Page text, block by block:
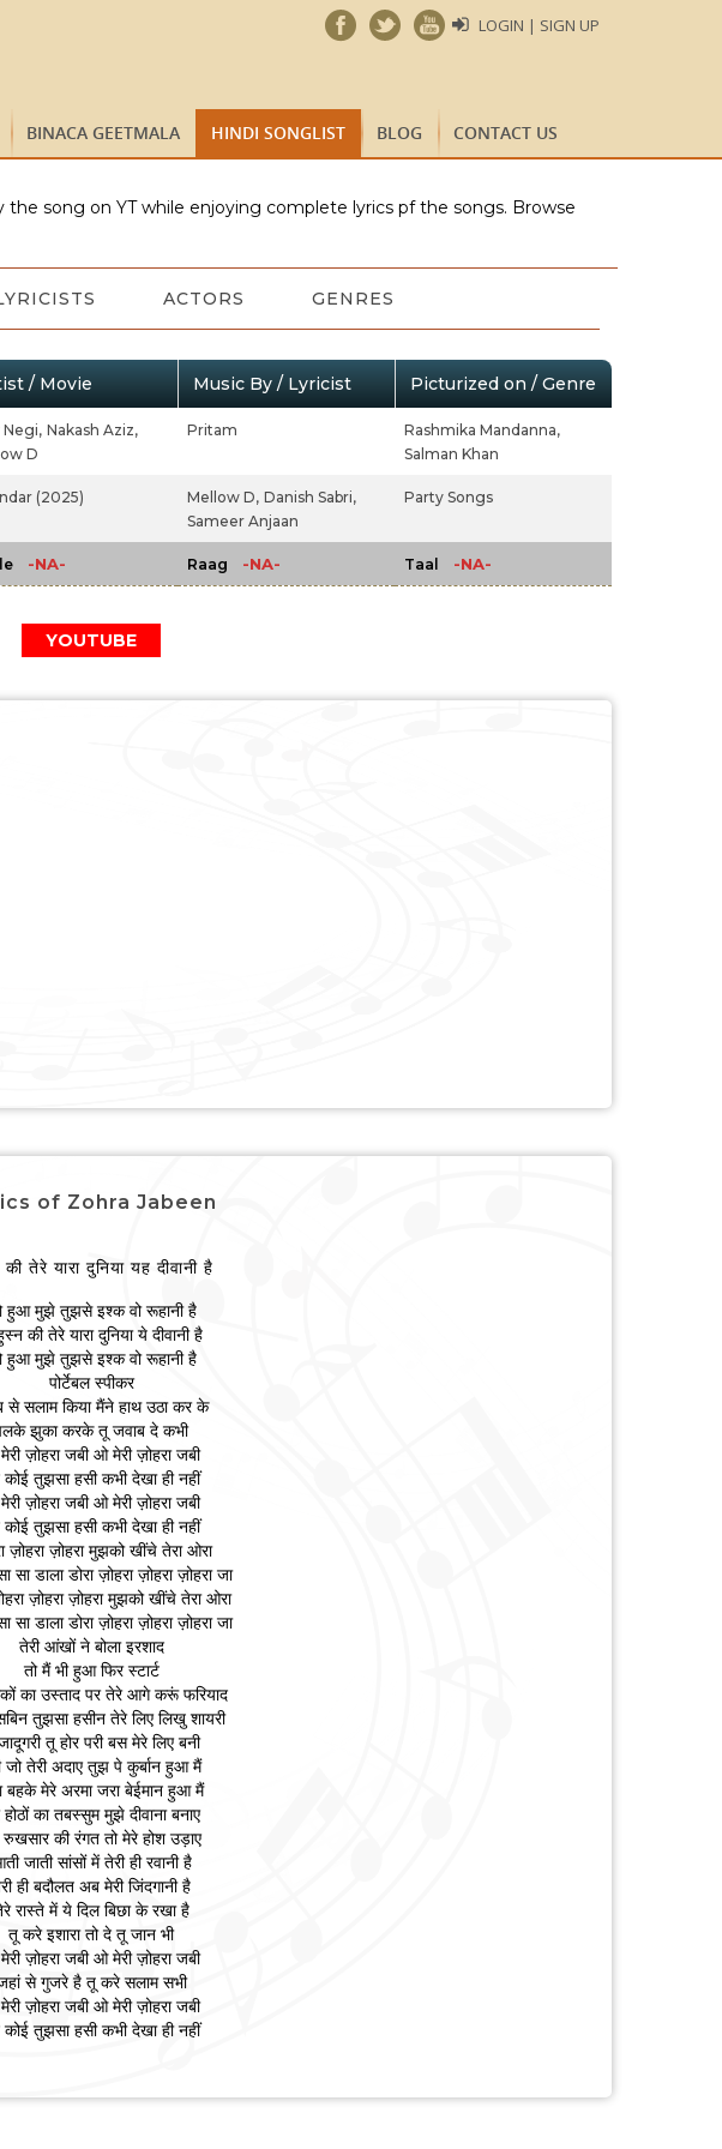
LOGIN | SIGN UP
BINACA GEETMALA HINDI SONGLIST BLOG CONTACT US
song on YT while enjoying complete lyrics pf the songs. Browse
ACTORS GENRES
/ Movie Music By / Lyricist Picturized on / Genre
Negi, Nakash Aziz,
D
Pritam
Rashmika Mandanna,
Salman Khan
(2025) Mellow D, Danish Sabri,
Sameer Anjaan
Party Songs
-NA- Raag -NA- Taal -NA-
YOUTUBE
of Zohra Jabeen
तेरे यारा दुनिया यह दीवानी है
हुआ मुझे तुझसे इश्क वो रूहानी है
की तेरे यारा दुनिया ये दीवानी है
हुआ मुझे तुझसे इश्क वो रूहानी है
पोर्टेबल स्पीकर
से सलाम किया मैंने हाथ उठा कर के
झुका करके तू जवाब दे कभी
ज़ोहरा जबी ओ मेरी ज़ोहरा जबी
तुझसा हसी कभी देखा ही नहीं
ज़ोहरा जबी ओ मेरी ज़ोहरा जबी
तुझसा हसी कभी देखा ही नहीं
ज़ोहरा ज़ोहरा मुझको खींचे तेरा ओरा
सा डाला डोरा ज़ोहरा ज़ोहरा ज़ोहरा जा
ज़ोहरा ज़ोहरा मुझको खींचे तेरा ओरा
सा डाला डोरा ज़ोहरा ज़ोहरा ज़ोहरा जा
तेरी आंखों ने बोला इरशाद
तो मैं भी हुआ फिर स्टार्ट
का उस्ताद पर तेरे आगे करूं फरियाद
तुझसा हसीन तेरे लिए लिखु शायरी
तू होर परी बस मेरे लिए बनी
जो तेरी अदाए तुझ पे कुर्बान हुआ मैं
बहके मेरे अरमा जरा बेईमान हुआ मैं
का तबस्सुम मुझे दीवाना बनाए
की रंगत तो मेरे होश उड़ाए
जाती सांसों में तेरी ही रवानी है
ही बदौलत अब मेरी जिंदगानी है
रास्ते में ये दिल बिछा के रखा है
तू करे इशारा तो दे तू जान भी
ज़ोहरा जबी ओ मेरी ज़ोहरा जबी
से गुजरे है तू करे सलाम सभी
ज़ोहरा जबी ओ मेरी ज़ोहरा जबी
तुझसा हसी कभी देखा ही नहीं